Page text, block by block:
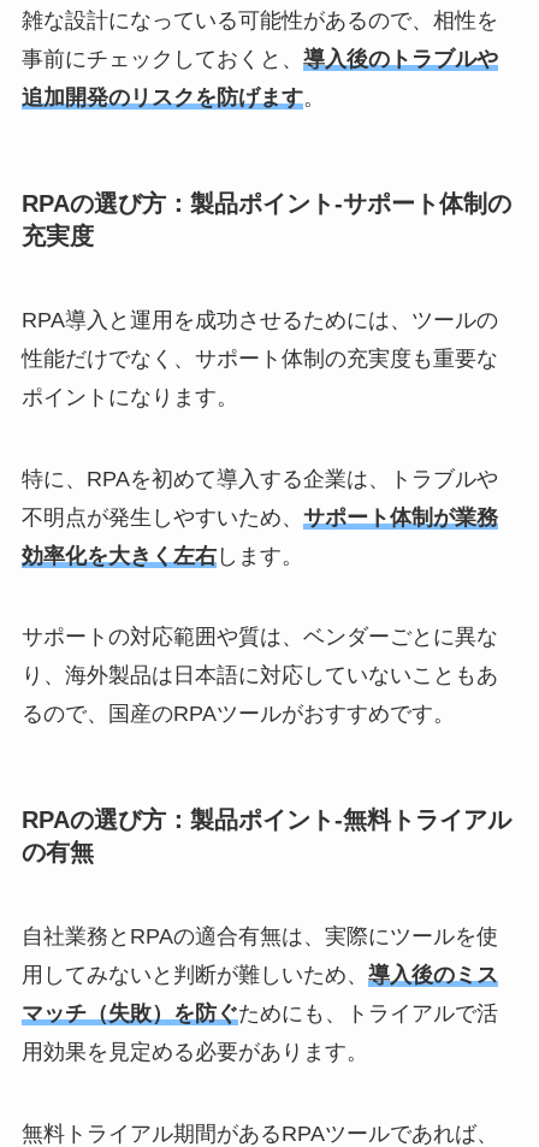
雑な設計になっている可能性があるので、相性を
事前にチェックしておくと、 導入後のトラブルや
追加開発のリスクを防げます。
RPAの選び方：製品ポイント-サポート体制の
充実度
RPA導入と運用を成功させるためには、ツールの
性能だけでなく、サポート体制の充実度も重要な
ポイントになります。
特に、RPAを初めて導入する企業は、トラブルや
不明点が発生しやすいため、 サポート体制が業務
効率化を大きく左右します。
サポートの対応範囲や質は、ベンダーごとに異な
り、海外製品は日本語に対応していないこともあ
るので、国産のRPAツールがおすすめです。
RPAの選び方：製品ポイント-無料トライアル
の有無
自社業務とRPAの適合有無は、実際にツールを使
用してみないと判断が難しいため、 導入後のミス
マッチ（失敗）を防ぐためにも、トライアルで活
用効果を見定める必要があります。
無料トライアル期間があるRPAツールであれば、